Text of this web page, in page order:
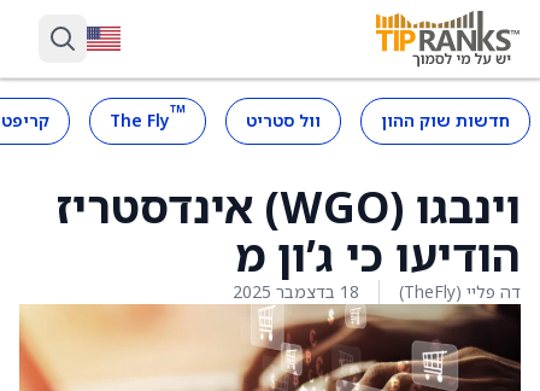
חדשות שוק ההון וול סטריט ™
The Fly
וינבגו (WGO) אינדסטריז
הודיעו כי ג’ון מ
דה פליי (TheFly) 18 בדצמבר 2025